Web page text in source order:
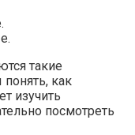
такие
как
изучить
посмотреть